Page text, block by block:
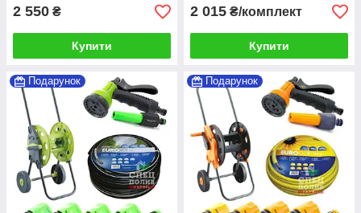
2 550 ₴
Купити
2 015 ₴/комплект
Купити
Подарунок Подарунок